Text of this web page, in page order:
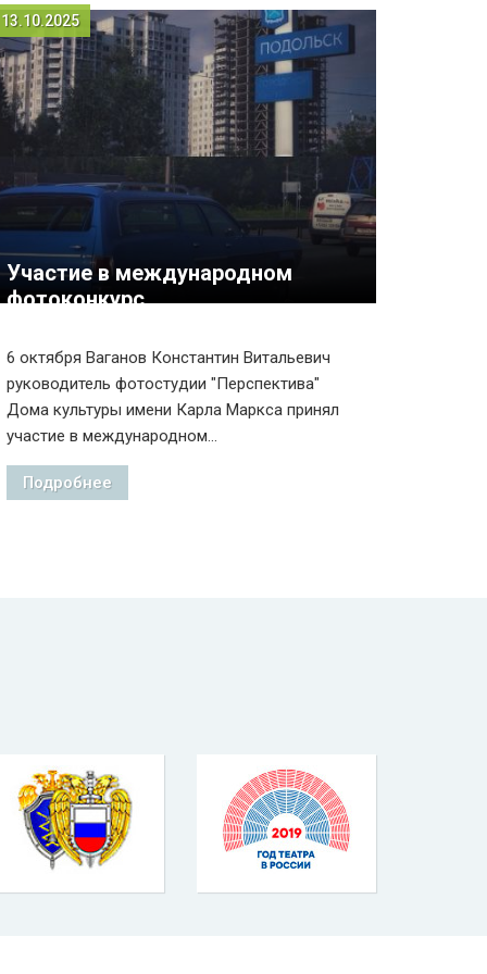
13.10.2025
Участие в международном
фотоконкурс...
6 октября Ваганов Константин Витальевич
руководитель фотостудии "Перспектива"
Дома культуры имени Карла Маркса принял
участие в международном...
Подробнее